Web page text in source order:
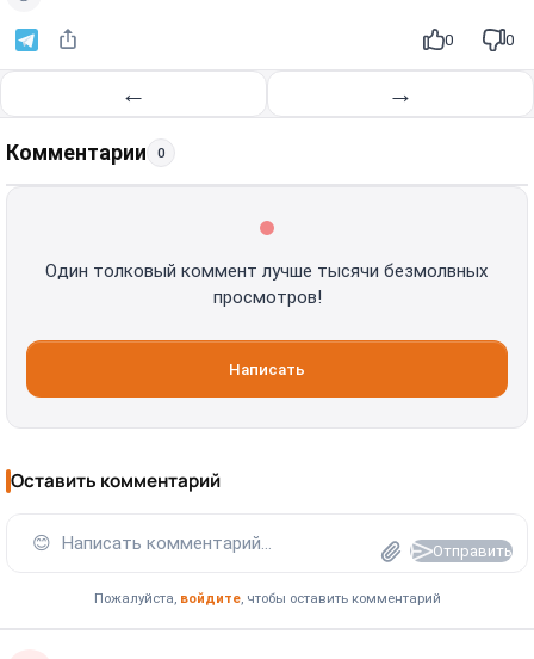
0 0
← →
Комментарии 0
Один толковый коммент лучше тысячи безмолвных
просмотров!
Написать
Оставить комментарий
😊 Написать комментарий... Отправить
Пожалуйста, войдите, чтобы оставить комментарий